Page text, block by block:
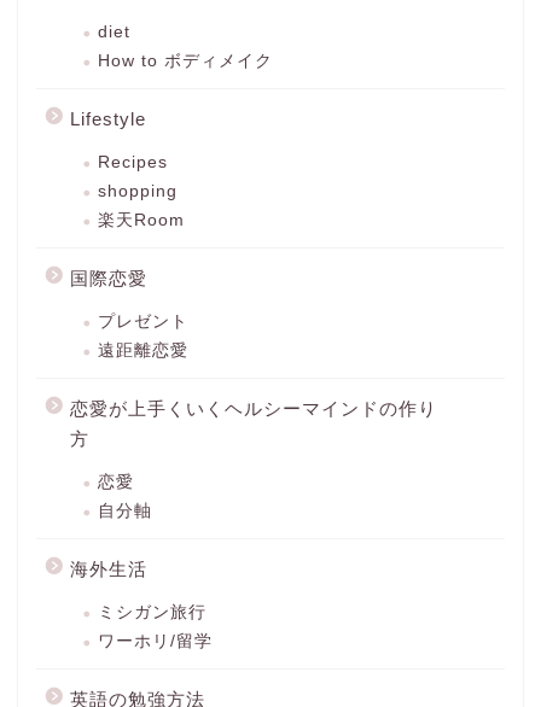
diet
How to ボディメイク
Lifestyle
Recipes
shopping
楽天Room
国際恋愛
プレゼント
遠距離恋愛
恋愛が上手くいくヘルシーマインドの作り
方
恋愛
自分軸
海外生活
ミシガン旅行
ワーホリ/留学
英語の勉強方法